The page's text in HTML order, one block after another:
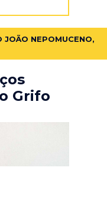
JOÃO NEPOMUCENO,
Grifo